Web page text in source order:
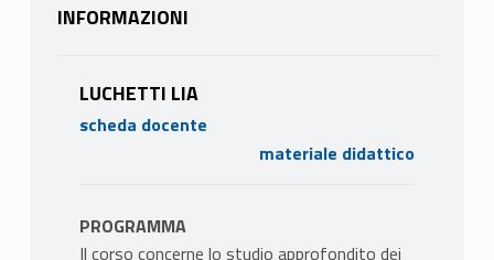
INFORMAZIONI
LUCHETTI LIA
scheda docente
materiale didattico
PROGRAMMA
Il corso concerne lo studio approfondito dei